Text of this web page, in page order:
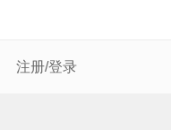
注册/登录